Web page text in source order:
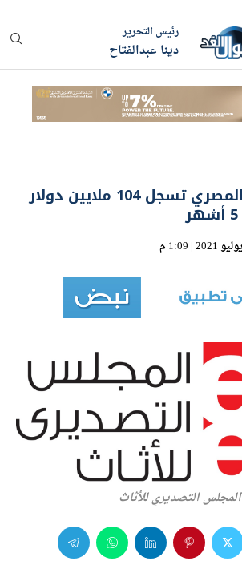
رئيس التحرير
دينا عبدالفتاح
صادرات الأثاث المصري تسجل 104 ملايين دولار
المجلس التصديري للأثاث